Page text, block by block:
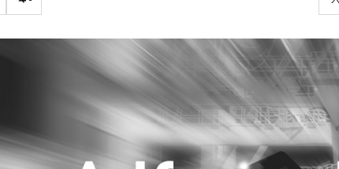
Influencer marketing
Interne communicatie
Martech